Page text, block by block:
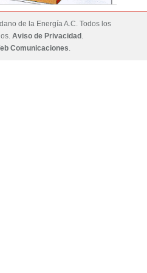
de la Energía A.C. Todos los
Aviso de Privacidad
Comunicaciones